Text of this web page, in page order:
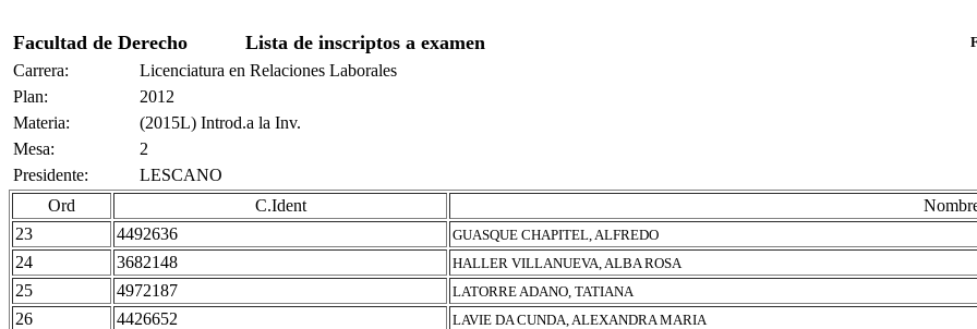
Facultad de Derecho Lista de inscriptos a examen
Carrera:
Licenciatura en Relaciones Laborales
Plan:
2012
Materia:
(2015L) Introd.a la Inv.
Mesa:
2
Presidente:
LESCANO
Ord
C.Ident
23
4492636 GUASQUE CHAPITEL, ALFREDO
24 3682148 HALLER VILLANUEVA, ALBA ROSA
25 4972187 LATORRE ADANO, TATIANA
26 4426652 LAVIE DA CUNDA, ALEXANDRA MARIA